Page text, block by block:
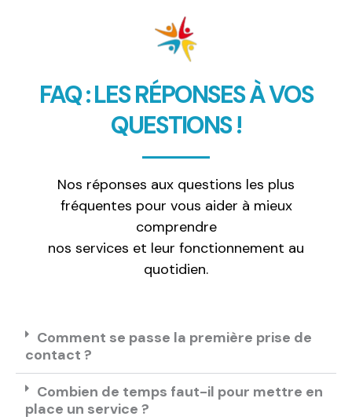
FAQ : LES RÉPONSES À VOS
QUESTIONS !
Nos réponses aux questions les plus
fréquentes pour vous aider à mieux
comprendre
nos services et leur fonctionnement au
quotidien.
Comment se passe la première prise de
contact ?
Combien de temps faut-il pour mettre en
place un service ?